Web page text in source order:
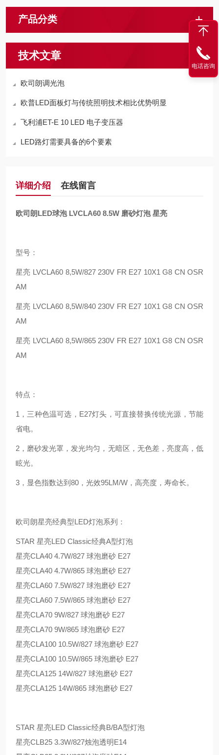
产品分类
技术文章
欧司朗调光泡
欧普LED面板灯与传统照明技术相比优势明显
飞利浦ET-E 10 LED 电子变压器
LED路灯需要具备的6个要素
详细介绍 在线留言
欧司朗LED球泡 LVCLA60 8.5W 磨砂灯泡 星亮
型号：
星亮 LVCLA60 8,5W/827 230V FR E27 10X1 G8 CN OSR
AM
星亮 LVCLA60 8,5W/840 230V FR E27 10X1 G8 CN OSR
AM
星亮 LVCLA60 8,5W/865 230V FR E27 10X1 G8 CN OSR
AM
特点：
1，三种色温可选，E27灯头，可直接替换传统光源，节能
省电。
2，磨砂发光罩，发光均匀，无暗区，无色差，亮度高，低
眩光。
3，显色指数达到80，光效95LM/W，高亮度，寿命长。
欧司朗星亮经典型LED灯泡系列：
STAR 星亮LED Classic经典A型灯泡
星亮CLA40 4.7W/827 球泡磨砂 E27
星亮CLA40 4.7W/865 球泡磨砂 E27
星亮CLA60 7.5W/827 球泡磨砂 E27
星亮CLA60 7.5W/865 球泡磨砂 E27
星亮CLA70 9W/827 球泡磨砂 E27
星亮CLA70 9W/865 球泡磨砂 E27
星亮CLA100 10.5W/827 球泡磨砂 E27
星亮CLA100 10.5W/865 球泡磨砂 E27
星亮CLA125 14W/827 球泡磨砂 E27
星亮CLA125 14W/865 球泡磨砂 E27
STAR 星亮LED Classic经典B/BA型灯泡
星亮CLB25 3.3W/827烛泡透明E14
电话咨询